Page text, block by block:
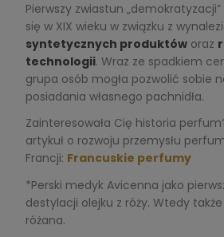
Pierwszy zwiastun
się w XIX wieku w związku z
syntetycznych produktóworaz
technologii. Wraz ze spadkiem
grupa osób mogła pozwolić sobie
posiadania własnego pachnidła.
Zainteresowała Cię historia
artykuł o rozwoju przemysłu
Francji: Francuskie perfumy
*Perski medyk Avicenna jako
destylacji olejku z róży. Wtedy
różana.